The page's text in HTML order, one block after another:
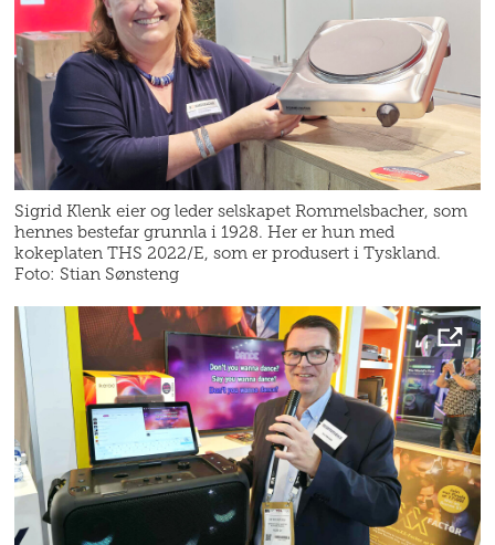
Sigrid Klenk eier og leder selskapet Rommelsbacher, som
hennes bestefar grunnla i 1928. Her er hun med
kokeplaten THS 2022/E, som er produsert i Tyskland.
Foto: Stian Sønsteng